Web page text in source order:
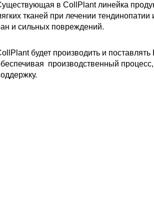
в CollPlant линейка
тканей при лечении
и сильных повреждений.
будет производить и
производственный